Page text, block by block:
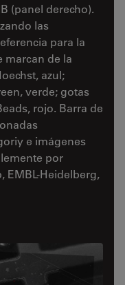
(panel derecho).
las
para la
marcan de la
azul;
verde; gotas
rojo. Barra de
e imágenes
por
EMBL-Heidelberg,